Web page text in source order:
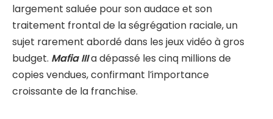
largement saluée pour son audace et son
traitement frontal de la ségrégation raciale, un
sujet rarement abordé dans les jeux vidéo à gros
budget. Mafia IIIa dépassé les cinq millions de
copies vendues, confirmant l’importance
croissante de la franchise.